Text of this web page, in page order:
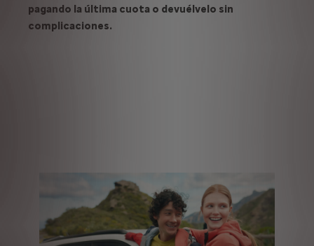
pagando la última cuota o devuélvelo sin
complicaciones.